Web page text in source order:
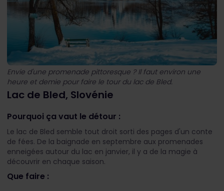
Envie d'une promenade pittoresque ? Il faut environ une
heure et demie pour faire le tour du lac de Bled.
Lac de Bled, Slovénie
Pourquoi ça vaut le détour :
Le lac de Bled semble tout droit sorti des pages d'un conte
de fées. De la baignade en septembre aux promenades
enneigées autour du lac en janvier, il y a de la magie à
découvrir en chaque saison.
Que faire :